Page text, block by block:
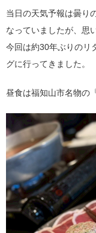
当日の天気予報は曇り
なっていましたが、思
今回は約30年ぶりのリ
グに行ってきました。
昼食は福知山市名物の